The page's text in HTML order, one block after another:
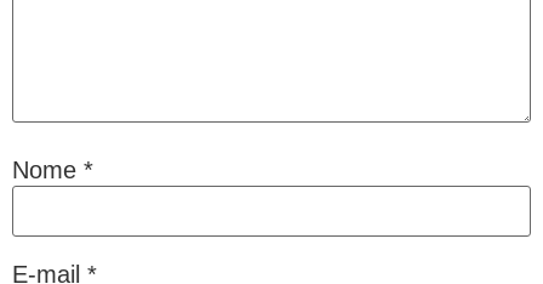
Nome *
E-mail *